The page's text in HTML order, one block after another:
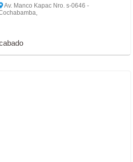
Av. Manco Kapac Nro. s-0646 -